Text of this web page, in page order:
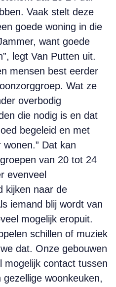
Vaak stelt deze
goede woning in die
want goede
legt Van Putten uit.
mensen best eerder
Wat ze
overbodig
die nodig is en dat
begeleid en met
Dat kan
van 20 tot 24
evenveel
kijken naar de
iemand blij wordt van
mogelijk eropuit.
schillen of muziek
dat. Onze gebouwen
mogelijk contact tussen
woonkeuken,